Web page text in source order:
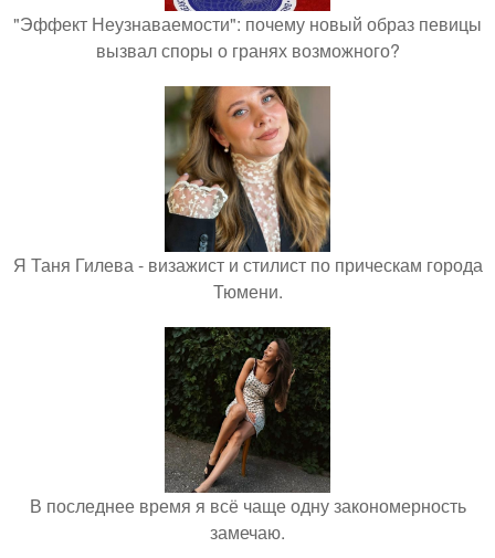
"Эффект Неузнаваемости": почему новый образ певицы
вызвал споры о гранях возможного?
Я Таня Гилева - визажист и стилист по прическам города
Тюмени.
В последнее время я всё чаще одну закономерность
замечаю.